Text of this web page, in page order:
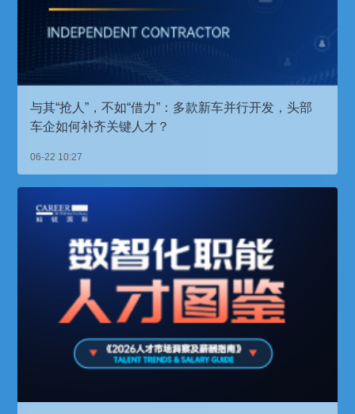
与其“抢人”，不如“借力”：多款新车并行开发，头部
车企如何补齐关键人才？
06-22 10:27